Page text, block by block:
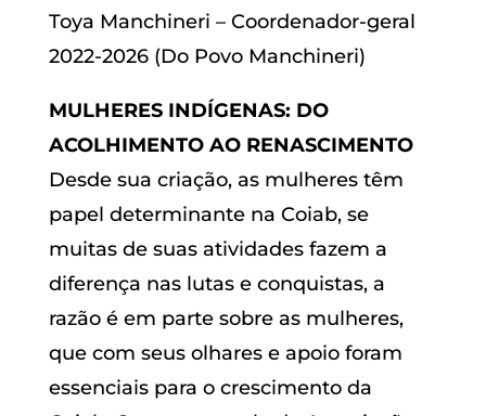
Toya Manchineri – Coordenador-geral
2022-2026 (Do Povo Manchineri)
MULHERES INDÍGENAS: DO
ACOLHIMENTO AO RENASCIMENTO
Desde sua criação, as mulheres têm
papel determinante na Coiab, se
muitas de suas atividades fazem a
diferença nas lutas e conquistas, a
razão é em parte sobre as mulheres,
que com seus olhares e apoio foram
essenciais para o crescimento da